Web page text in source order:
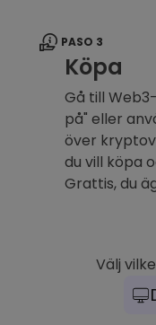
PASO 3
Köpa
Gå till
på" eller
över
du vill köpa
Grattis, du
Välj